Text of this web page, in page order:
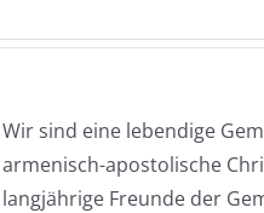
Wir sind eine lebendige
armenisch-apostolische
langjährige Freunde der